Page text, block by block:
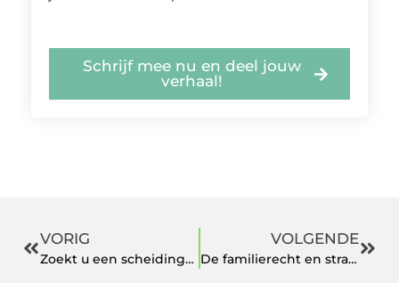
Schrijf mee nu en deel jouw
verhaal!
VORIG
Zoekt u een scheidingsmediator?
VOLGENDE
De familierecht en strafrecht advocaat in Arnhem